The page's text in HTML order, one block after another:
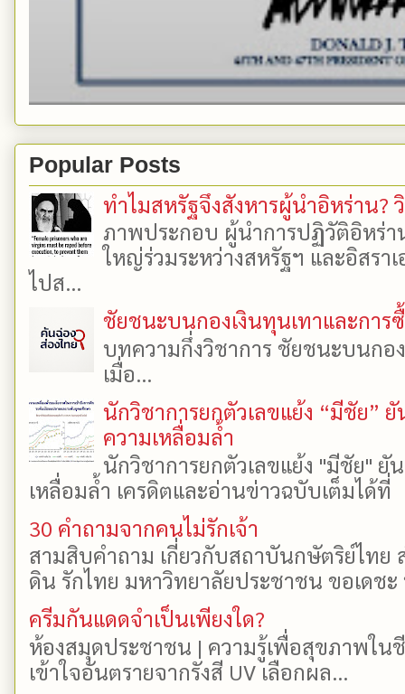
Popular Posts
ทำไมสหรัฐจึงสังหารผู้นำอิหร่าน?
ภาพประกอบ ผู้นำการปฏิวัติอิหร่า
ใหญ่ร่วมระหว่างสหรัฐฯ และอิสรา
ไปส...
ชัยชนะบนกองเงินทุนเทาและการ
บทความกึ่งวิชาการ ชัยชนะบนกอ
เมื่อ...
นักวิชาการยกตัวเลขแย้ง “มีชัย”
ความเหลื่อมล้ำ
นักวิชาการยกตัวเลขแย้ง "มีชัย"
เหลื่อมล้ำ เครดิตและอ่านข่าวฉบับเต็มได้
30 คำถามจากคนไม่รักเจ้า
สามสิบคำถาม เกี่ยวกับสถาบันกษัตริย์ไทย
ดิน รักไทย มหาวิทยาลัยประชาชน ขอเดช
ครีมกันแดดจำเป็นเพียงใด?
ห้องสมุดประชาชน | ความรู้เพื่อสุขภาพใน
เข้าใจอันตรายจากรังสี UV เลือกผล...